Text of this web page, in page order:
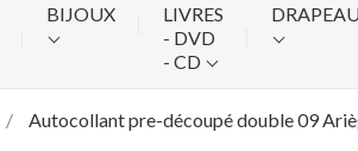
BIJOUX
LIVRES
- DVD
- CD
Autocollant pre-découpé double 09